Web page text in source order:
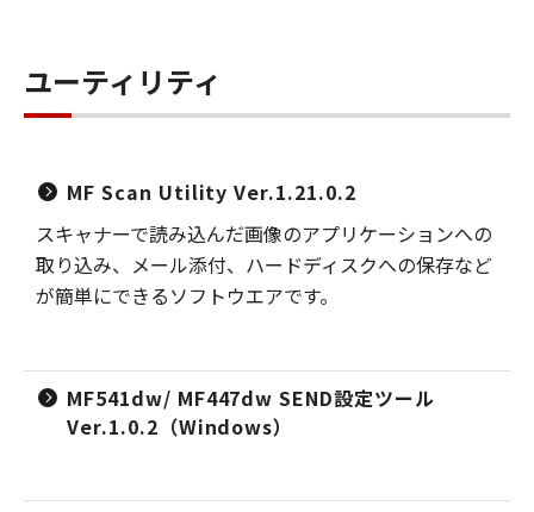
ユーティリティ
MF Scan Utility Ver.1.21.0.2
スキャナーで読み込んだ画像のアプリケーションへの
取り込み、メール添付、ハードディスクへの保存など
が簡単にできるソフトウエアです。
MF541dw/ MF447dw SEND設定ツール
Ver.1.0.2（Windows）